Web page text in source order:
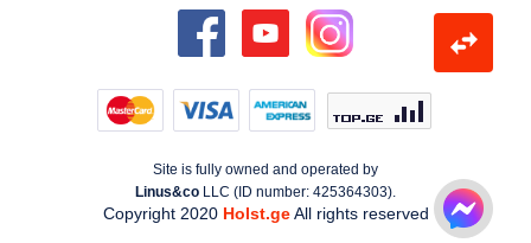
Site is fully owned and operated by
Linus&co LLC (ID number: 425364303).
Copyright 2020 Holst.geAll rights reserved